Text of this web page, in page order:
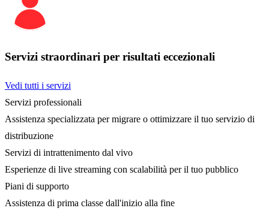
Servizi straordinari per risultati eccezionali
Vedi tutti i servizi
Servizi professionali
Assistenza specializzata per migrare o ottimizzare il tuo servizio di
distribuzione
Servizi di intrattenimento dal vivo
Esperienze di live streaming con scalabilità per il tuo pubblico
Piani di supporto
Assistenza di prima classe dall'inizio alla fine